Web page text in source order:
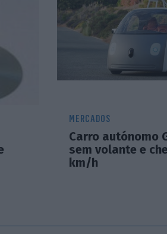
MERCADOS
Carro autónomo
sem volante e
km/h